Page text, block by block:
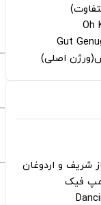
اصلی)
شریف و اردوغان
فیک